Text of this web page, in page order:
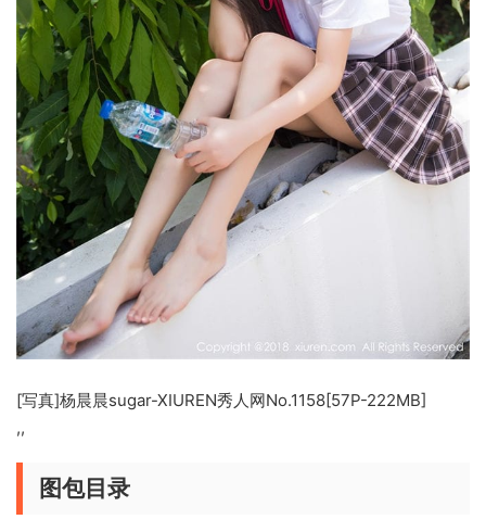
[写真]杨晨晨sugar-XIUREN秀人网No.1158[57P-222MB]
,,
图包目录